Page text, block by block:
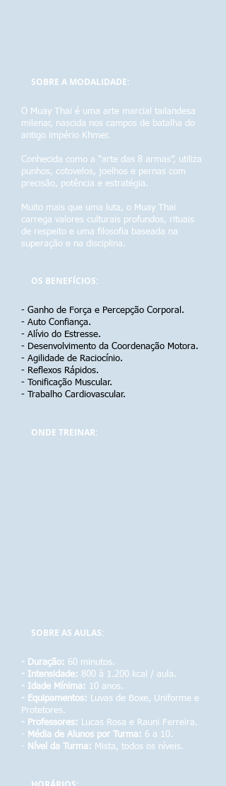
SOBRE A MODALIDADE:
O Muay Thai é uma arte marcial tailandesa
milenar, nascida nos campos de batalha do
antigo império Khmer.
Conhecida como a “arte das 8 armas”, utiliza
punhos, cotovelos, joelhos e pernas com
precisão, potência e estratégia.
Muito mais que uma luta, o Muay Thai
carrega valores culturais profundos, rituais
de respeito e uma filosofia baseada na
superação e na disciplina.
OS BENEFÍCIOS:
- Ganho de Força e Percepção Corporal.
- Auto Confiança.
- Alívio do Estresse.
- Desenvolvimento da Coordenação Motora.
- Agilidade de Raciocínio.
- Reflexos Rápidos.
- Tonificação Muscular.
- Trabalho Cardiovascular.
ONDE TREINAR:
SOBRE AS AULAS:
- Duração: 60 minutos.
- Intensidade: 800 à 1.200 kcal / aula.
- Idade Mínima: 10 anos.
- Equipamentos: Luvas de Boxe, Uniforme e
Protetores.
- Professores: Lucas Rosa e Rauni Ferreira.
-
Média de Alunos por Turma: 6 a 10.
-
Nível da Turma: Mista, todos os níveis.